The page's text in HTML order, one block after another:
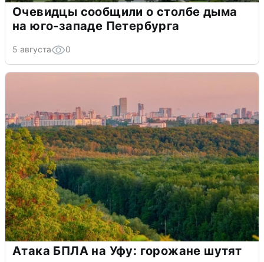
Очевидцы сообщили о столбе дыма
на юго-западе Петербурга
5 августа 0
Атака БПЛА на Уфу: горожане шутят